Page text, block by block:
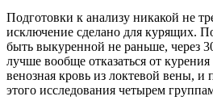
Подготовки к анализу никакой не
исключение сделано для курящих.
быть выкуренной не раньше, через
лучше вообще отказаться от курения
венозная кровь из локтевой вены, и
этого исследования четырем